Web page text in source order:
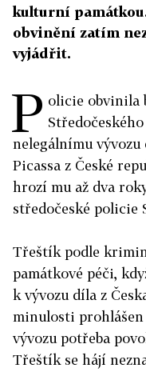
kulturní
obvinění zatím
vyjádřit.
P olicie obvinila
nelegálnímu vývozu
Picassa z České
hrozí mu až dva
středočeské policie
Třeštík podle
památkové péči,
k vývozu díla z
minulosti
vývozu potřeba
Třeštík se hájí